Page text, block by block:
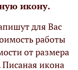
икону.
для Вас
работы
от размера
икона